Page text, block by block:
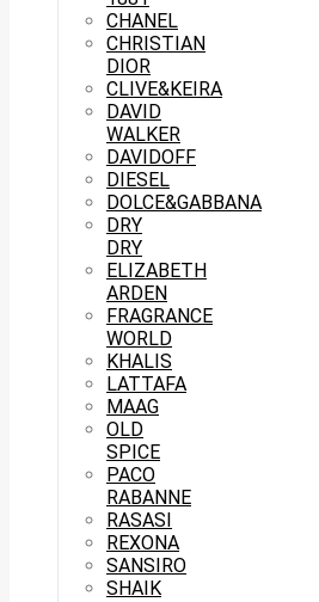
CHANEL
CHRISTIAN
DIOR
CLIVE&KEIRA
DAVID
WALKER
DAVIDOFF
DIESEL
DOLCE&GABBANA
DRY
DRY
ELIZABETH
ARDEN
FRAGRANCE
WORLD
KHALIS
LATTAFA
MAAG
OLD
SPICE
PACO
RABANNE
RASASI
REXONA
SANSIRO
SHAIK